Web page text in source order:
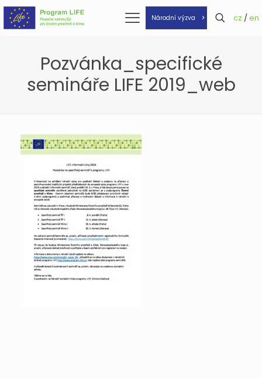
Národní výzva cz / en
Pozvánka_specifické
semináře LIFE 2019_web